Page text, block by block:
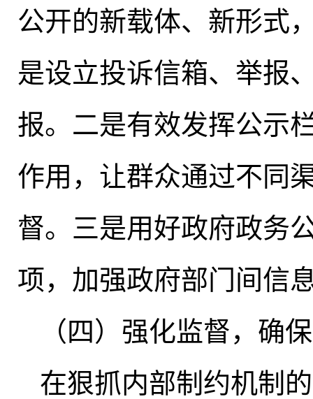
公开的新载体、新形式
是设立投诉信箱、举报
报。 二是有效发挥公示
作用，让群众通过不同
督。三是用好政府政务
项， 加强政府部门间信
（四）强化监督， 确
在狠抓内部制约机制